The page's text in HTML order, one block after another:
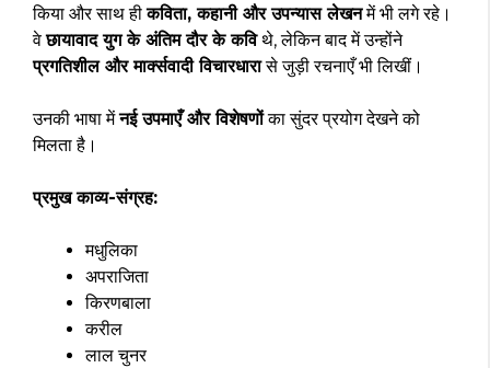
किया और साथ हीकविता, कहानी और उपन्यास लेखनमें भी लगे रहे।
वेछायावाद युग के अंतिम दौर के कविथे, लेकिन बाद में उन्होंने
प्रगतिशील और मार्क्सवादी विचारधारासे जुड़ी रचनाएँ भी लिखीं।
उनकी भाषा मेंनई उपमाएँ और विशेषणोंका सुंदर प्रयोग देखने को
मिलता है।
प्रमुख काव्य-संग्रह:
मधुलिका
अपराजिता
किरणबाला
करील
लाल चुनर